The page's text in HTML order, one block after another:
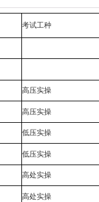
考试工种
高压实操
高压实操
低压实操
低压实操
高处实操
高处实操